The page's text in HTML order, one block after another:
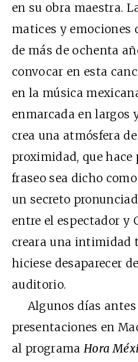
en su obra maestra.
matices y emociones
de más de ochenta
convocar en esta
en la música
enmarcada en largos
crea una atmósfera
proximidad, que hace
fraseo sea dicho
un secreto
entre el espectador y
creara una intimidad
hiciese desaparecer
auditorio.
Algunos días antes
presentaciones en
al programaHora